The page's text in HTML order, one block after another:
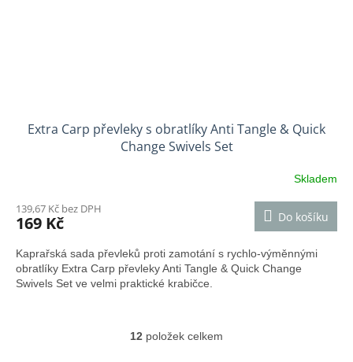
Extra Carp převleky s obratlíky Anti Tangle & Quick
Change Swivels Set
Skladem
139,67 Kč bez DPH
169 Kč Do košíku
Kaprařská sada převleků proti zamotání s rychlo-výměnnými
obratlíky Extra Carp převleky Anti Tangle & Quick Change
Swivels Set ve velmi praktické krabičce.
O
12 položek celkem